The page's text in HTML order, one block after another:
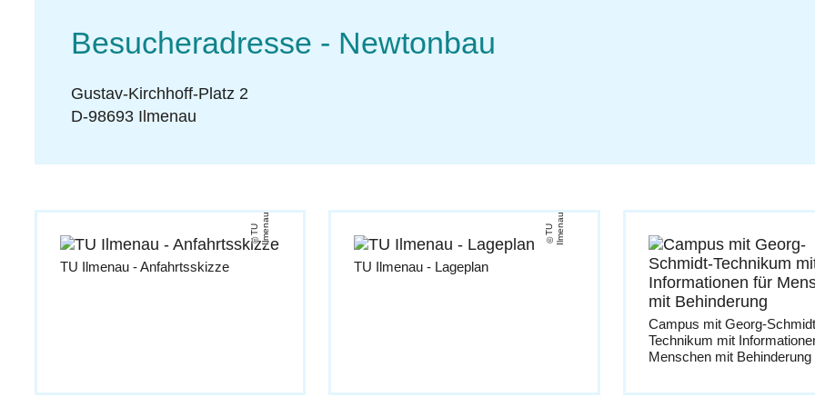
Besucheradresse - Newtonbau
Gustav-Kirchhoff-Platz 2
D-98693 Ilmenau
T
U
Il
m
e
n
a u
TU Ilmenau - Anfahrtsskizze
T
U
Il
m
e
n
a u
TU Ilmenau - Lageplan
Campus mit Georg-
Technikum mit
Menschen mit Behinderung